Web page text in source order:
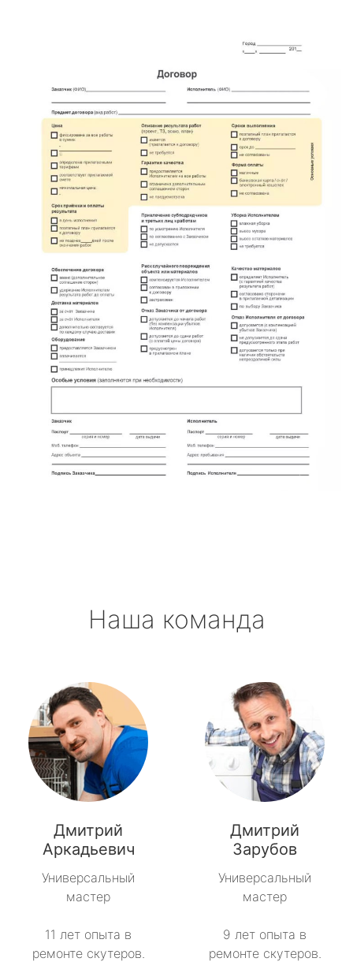
Наша команда
Дмитрий
Аркадьевич
Универсальный
мастер
11 лет опыта в
ремонте скутеров.
Дмитрий
Зарубов
Универсальный
мастер
9 лет опыта в
ремонте скутеров.